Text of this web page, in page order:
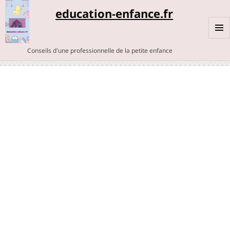
education-enfance.fr
Conseils d'une professionnelle de la petite enfance